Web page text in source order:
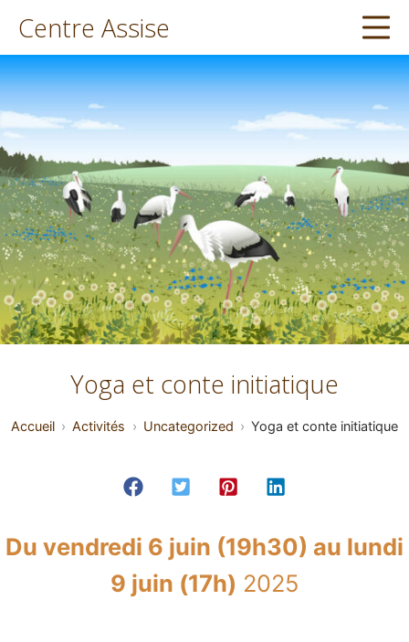
contenu
Centre Assise
Yoga et conte initiatique
Accueil Activités Uncategorized Yoga et conte initiatique
Du vendredi 6 juin (19h30) au lundi
9 juin (17h) 2025